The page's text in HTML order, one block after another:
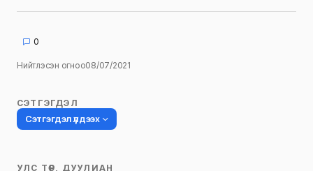
0
Нийтлэсэн огноо08/07/2021
СЭТГЭГДЭЛ
Сэтгэгдэл үлдээх
УЛС ТӨР, ДУУЛИАН